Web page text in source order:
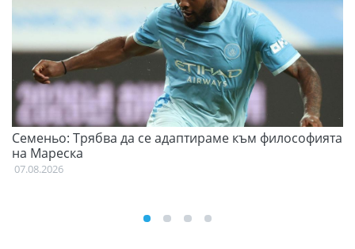
Семеньо: Трябва да се адаптираме към философията
на Мареска
07.08.2026